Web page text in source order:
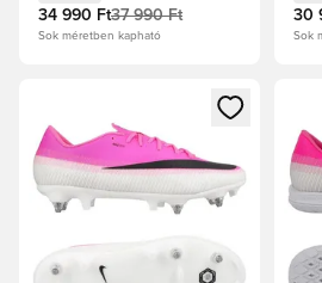
34 990 Ft37 990 Ft
Sok méretben kapható
30
Sok
Megnyit egy modált a